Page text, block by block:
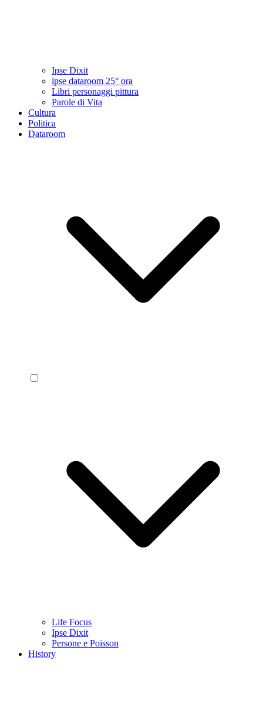
Ipse Dixit
ipse dataroom 25° ora
Libri personaggi pittura
Parole di Vita
Cultura
Politica
Dataroom
Life Focus
Ipse Dixit
Persone e Poisson
History